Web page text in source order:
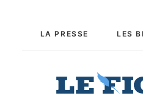
LA PRESSE LES